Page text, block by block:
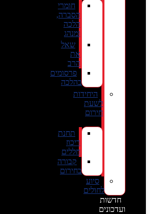
חומרי
הסברה,
הלכה
ומנהג
שאל
את
הרב
פרסומים
בהלכה
היחידות
לשעת
חירום
תחנת
ריכוז
חללים
קבורה
בחירום
סיוע
לחולים
חדשות
ועדכונים